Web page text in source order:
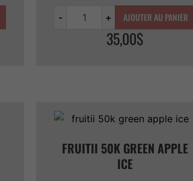
- + AJOUTER AU PANIER
35,00$
FRUITII 50K GREEN APPLE
ICE